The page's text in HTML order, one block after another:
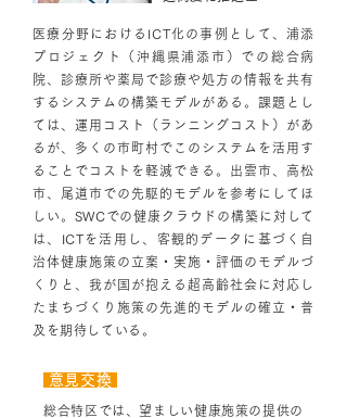
医療分野におけるICT化の事例として、浦添
プロジェクト（沖縄県浦添市）での総合病
院、診療所や薬局で診療や処方の情報を共有
するシステムの構築モデルがある。課題とし
ては、運用コスト（ランニングコスト）があ
るが、多くの市町村でこのシステムを活用す
ることでコストを軽減できる。出雲市、高松
市、尾道市での先駆的モデルを参考にしてほ
しい。SWCでの健康クラウドの構築に対して
は、ICTを活用し、客観的データに基づく自
治体健康施策の立案・実施・評価のモデルづ
くりと、我が国が抱える超高齢社会に対応し
たまちづくり施策の先進的モデルの確立・普
及を期待している。
意見交換
総合特区では、望ましい健康施策の提供の